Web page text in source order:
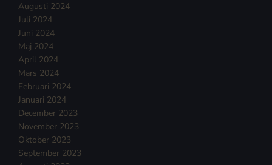
Augusti 2024
Juli 2024
Juni 2024
Maj 2024
April 2024
Mars 2024
Februari 2024
Januari 2024
December 2023
November 2023
Oktober 2023
September 2023